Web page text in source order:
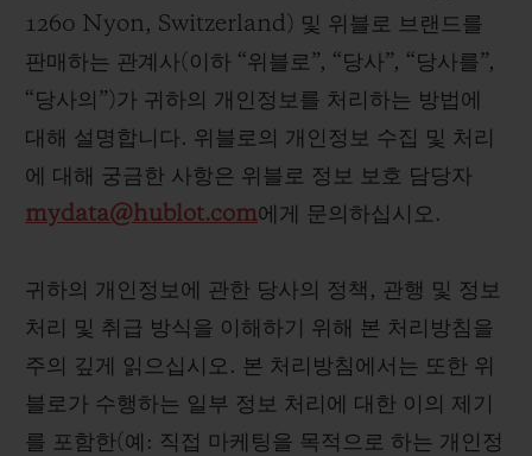
1260 Nyon, Switzerland) 및 위블로 브랜드를
판매하는 관계사(이하 “위블로”, “당사”, “당사를”,
“당사의”)가 귀하의 개인정보를 처리하는 방법에
대해 설명합니다. 위블로의 개인정보 수집 및 처리
에 대해 궁금한 사항은 위블로 정보 보호 담당자
mydata@hublot.com에게 문의하십시오.
귀하의 개인정보에 관한 당사의 정책, 관행 및 정보
처리 및 취급 방식을 이해하기 위해 본 처리방침을
주의 깊게 읽으십시오. 본 처리방침에서는 또한 위
블로가 수행하는 일부 정보 처리에 대한 이의 제기
를 포함한(예: 직접 마케팅을 목적으로 하는 개인정
빅뱅
썸머 멀티 컬러 세라믹
빅뱅
피치 세라믹
스피릿 오브 빅
에센셜 토프
익스클루시브 서비스
5+5 워런티
예상 배송일